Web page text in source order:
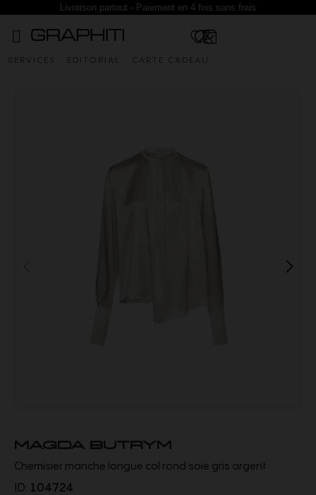
Livraison partout - Paiement en 4 fois sans frais
SERVICES EDITORIAL CARTE CADEAU
MAGDA BUTRYM
Chemisier manche longue col rond soie gris argent
ID: 104724